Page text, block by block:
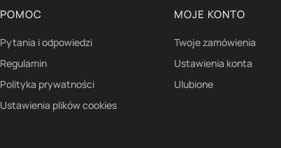
POMOC
Pytania i odpowiedzi
Regulamin
Polityka prywatności
Ustawienia plików cookies
MOJE KONTO
Twoje zamówienia
Ustawienia konta
Ulubione